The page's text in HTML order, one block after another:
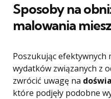
Sposoby na
malowania
Poszukując efektywnych
wydatków związanych z
zwrócić uwagę na
które podjęły podobne